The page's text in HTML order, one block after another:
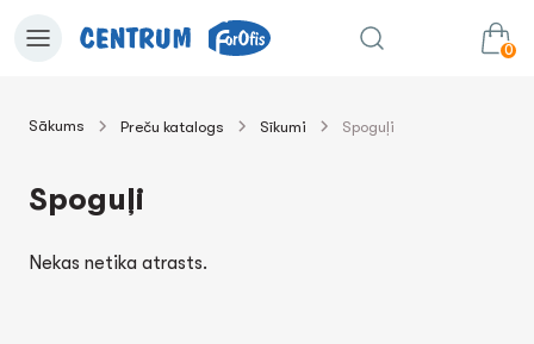
0
Sākums Preču katalogs Sīkumi Spoguļi
Spoguļi
Nekas netika atrasts.